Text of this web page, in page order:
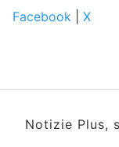
Facebook
X
Notizie Plus,